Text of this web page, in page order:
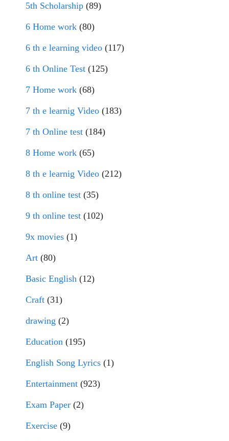
5th Scholarship (89)
6 Home work (80)
6 th e learning video (117)
6 th Online Test (125)
7 Home work (68)
7 th e learnig Video (183)
7 th Online test (184)
8 Home work (65)
8 th e learnig Video (212)
8 th online test (35)
9 th online test (102)
9x movies (1)
Art (80)
Basic English (12)
Craft (31)
drawing (2)
Education (195)
English Song Lyrics (1)
Entertainment (923)
Exam Paper (2)
Exercise (9)